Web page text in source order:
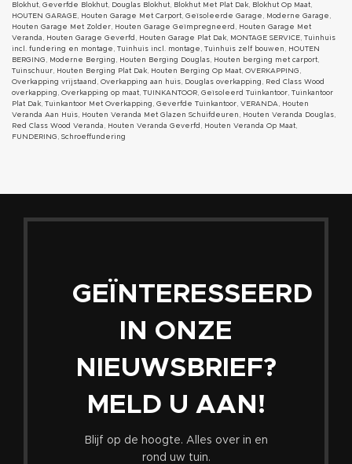
Blokhut, Geverfde Blokhut, Douglas Blokhut, Blokhut Met Plat Dak, Blokhut Op Maat,
HOUTEN GARAGE, Houten Garage Met Carport, Geïsoleerde Garage , Moderne Garage ,
Houten Garage Met Zolder, Houten Garage Geïmpregneerd , Houten Garage Met
Veranda , Houten Garage Geverfd , Houten Garage Plat Dak, MONTAGE SERVICE, Tuinhuis
incl. fundering en montage , Tuinhuis incl. montage , Tuinhuis zelf bouwen , HOUTEN
BERGING , Moderne Berging , Houten Berging Douglas, Houten berging met carport,
Tuinschuur, Houten Berging Plat Dak, Houten Berging Op Maat, OVERKAPPING ,
Overkapping vrijstaand , Overkapping aan huis, Douglas overkapping , Red Class Wood
overkapping , Overkapping op maat, TUINKANTOOR, Geïsoleerd Tuinkantoor, Tuinkantoor
Plat Dak, Tuinkantoor Met Overkapping , Geverfde Tuinkantoor, VERANDA, Houten
Veranda Aan Huis, Houten Veranda Met Glazen Schuifdeuren , Houten Veranda Douglas,
Red Class Wood Veranda , Houten Veranda Geverfd , Houten Veranda Op Maat,
FUNDERING , Schroeffundering
GEÏNTERESSEERD
IN ONZE
NIEUWSBRIEF?
MELD U AAN!
Blijf op de hoogte. Alles over in en
rond uw tuin.